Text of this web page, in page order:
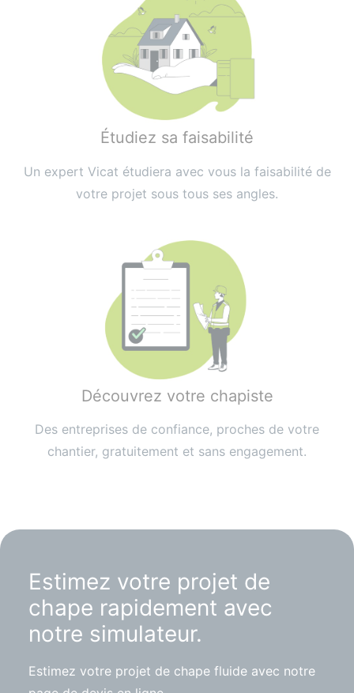
Étudiez sa faisabilité
Un expert Vicat étudiera avec vous la faisabilité de
votre projet sous tous ses angles.
Découvrez votre chapiste
Des entreprises de confiance, proches de votre
chantier, gratuitement et sans engagement.
Estimez votre projet de
chape rapidement avec
notre simulateur.
Estimez votre projet de chape fluide avec notre